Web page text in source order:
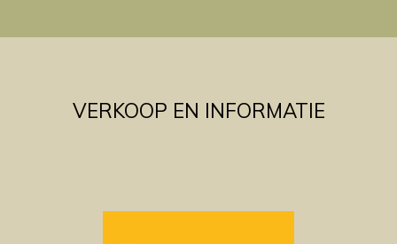
VERKOOP EN INFORMATIE